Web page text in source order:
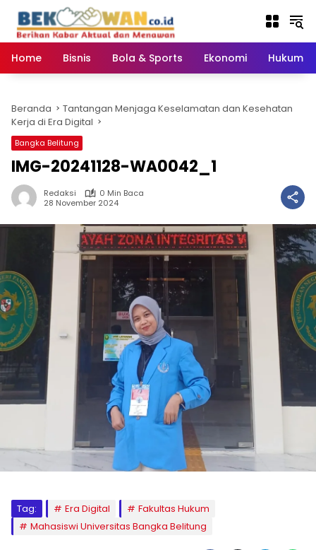
konten
Home
Bisnis Bola & Sports Ekonomi Hukum
Beranda
Tantangan Menjaga Keselamatan dan Kesehatan
Kerja di Era Digital
Bangka Belitung
IMG-20241128-WA0042_1
Redaksi
0 Min Baca
28 November 2024
Tag: Era Digital
Fakultas Hukum
Mahasiswi Universitas Bangka Belitung